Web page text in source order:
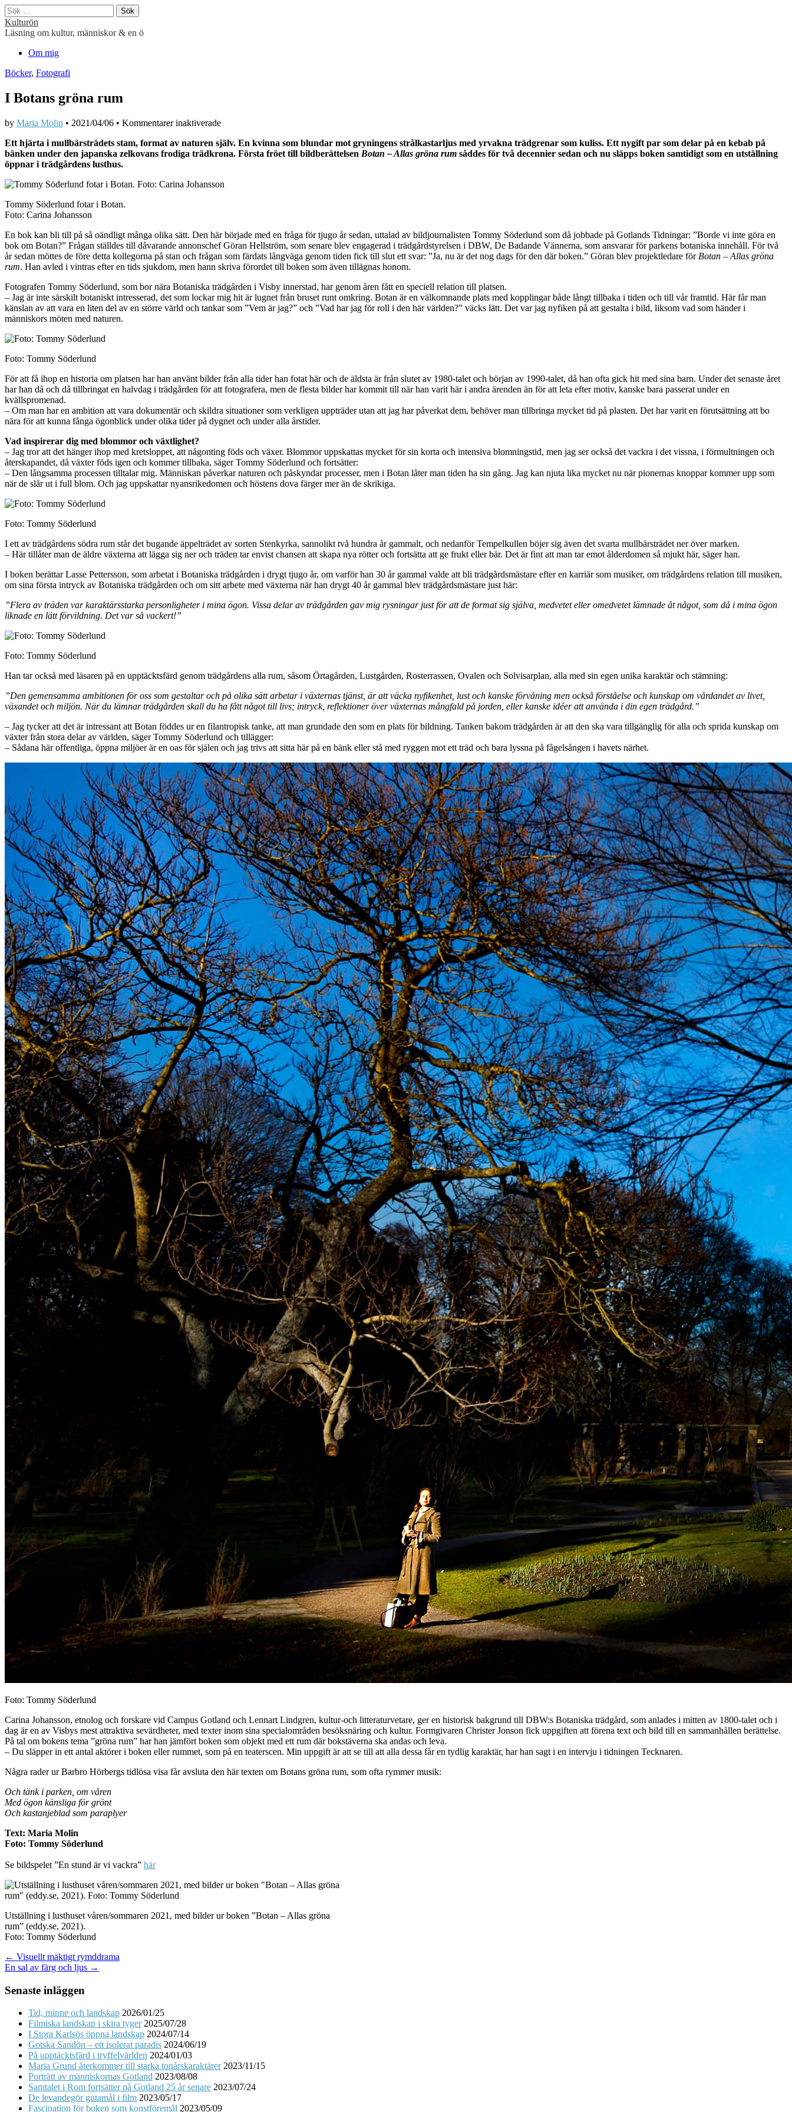
Sök
efter:
Kulturön
Läsning om kultur, människor & en ö
Main
Skip
content
Om mig
Böcker, Fotografi
I Botans gröna rum
by Maria Molin • 2021/04/06 • Kommentarer inaktiveradeför
Botans
gröna
Ett hjärta i mullbärsträdets stam, format av naturen själv. En kvinna som blundar mot gryningens strålkastarljus med yrvakna trädgrenar som kuliss. Ett nygift par som delar på en kebab på
bänken under den japanska zelkovans frodiga trädkrona. Första fröet till bildberättelsen Botan – Allas gröna rum såddes för två decennier sedan och nu släpps boken samtidigt som en utställning
öppnar i trädgårdens lusthus.
Tommy Söderlund fotar i Botan.
Foto: Carina Johansson
En bok kan bli till på så oändligt många olika sätt. Den här började med en fråga för tjugo år sedan, uttalad av bildjournalisten Tommy Söderlund som då jobbade på Gotlands Tidningar: ”Borde vi inte göra en
bok om Botan?” Frågan ställdes till dåvarande annonschef Göran Hellström, som senare blev engagerad i trädgårdstyrelsen i DBW, De Badande Vännerna, som ansvarar för parkens botaniska innehåll. För två
år sedan möttes de före detta kollegorna på stan och frågan som färdats långväga genom tiden fick till slut ett svar: ”Ja, nu är det nog dags för den där boken.” Göran blev projektledare för Botan – Allas gröna
rum. Han avled i vintras efter en tids sjukdom, men hann skriva förordet till boken som även tillägnas honom.
Fotografen Tommy Söderlund, som bor nära Botaniska trädgården i Visby innerstad, har genom åren fått en speciell relation till platsen.
– Jag är inte särskilt botaniskt intresserad, det som lockar mig hit är lugnet från bruset runt omkring. Botan är en välkomnande plats med kopplingar både långt tillbaka i tiden och till vår framtid. Här får man
känslan av att vara en liten del av en större värld och tankar som ”Vem är jag?” och ”Vad har jag för roll i den här världen?” väcks lätt. Det var jag nyfiken på att gestalta i bild, liksom vad som händer i
människors möten med naturen.
Foto: Tommy Söderlund
För att få ihop en historia om platsen har han använt bilder från alla tider han fotat här och de äldsta är från slutet av 1980-talet och början av 1990-talet, då han ofta gick hit med sina barn. Under det senaste året
har han då och då tillbringat en halvdag i trädgården för att fotografera, men de flesta bilder har kommit till när han varit här i andra ärenden än för att leta efter motiv, kanske bara passerat under en
kvällspromenad.
– Om man har en ambition att vara dokumentär och skildra situationer som verkligen uppträder utan att jag har påverkat dem, behöver man tillbringa mycket tid på plasten. Det har varit en förutsättning att bo
nära för att kunna fånga ögonblick under olika tider på dygnet och under alla årstider.
Vad inspirerar dig med blommor och växtlighet?
– Jag tror att det hänger ihop med kretsloppet, att någonting föds och växer. Blommor uppskattas mycket för sin korta och intensiva blomningstid, men jag ser också det vackra i det vissna, i förmultningen och
återskapandet, då växter föds igen och kommer tillbaka, säger Tommy Söderlund och fortsätter:
– Den långsamma processen tilltalar mig. Människan påverkar naturen och påskyndar processer, men i Botan låter man tiden ha sin gång. Jag kan njuta lika mycket nu när pionernas knoppar kommer upp som
när de slår ut i full blom. Och jag uppskattar nyansrikedomen och höstens dova färger mer än de skrikiga.
Foto: Tommy Söderlund
I ett av trädgårdens södra rum står det bugande äppelträdet av sorten Stenkyrka, sannolikt två hundra år gammalt, och nedanför Tempelkullen böjer sig även det svarta mullbärsträdet ner över marken.
– Här tillåter man de äldre växterna att lägga sig ner och träden tar envist chansen att skapa nya rötter och fortsätta att ge frukt eller bär. Det är fint att man tar emot ålderdomen så mjukt här, säger han.
I boken berättar Lasse Pettersson, som arbetat i Botaniska trädgården i drygt tjugo år, om varför han 30 år gammal valde att bli trädgårdsmästare efter en karriär som musiker, om trädgårdens relation till musiken,
om sina första intryck av Botaniska trädgården och om sitt arbete med växterna när han drygt 40 år gammal blev trädgårdsmästare just här:
”Flera av träden var karaktärsstarka personligheter i mina ögon. Vissa delar av trädgården gav mig rysningar just för att de format sig själva, medvetet eller omedvetet lämnade åt något, som då i mina ögon
liknade en lätt förvildning. Det var så vackert!”
Foto: Tommy Söderlund
Han tar också med läsaren på en upptäcktsfärd genom trädgårdens alla rum, såsom Örtagården, Lustgården, Rosterrassen, Ovalen och Solvisarplan, alla med sin egen unika karaktär och stämning:
”Den gemensamma ambitionen för oss som gestaltar och på olika sätt arbetar i växternas tjänst, är att väcka nyfikenhet, lust och kanske förvåning men också förståelse och kunskap om vårdandet av livet,
växandet och miljön. När du lämnar trädgården skall du ha fått något till livs; intryck, reflektioner över växternas mångfald på jorden, eller kanske idéer att använda i din egen trädgård.”
– Jag tycker att det är intressant att Botan föddes ur en filantropisk tanke, att man grundade den som en plats för bildning. Tanken bakom trädgården är att den ska vara tillgänglig för alla och sprida kunskap om
växter från stora delar av världen, säger Tommy Söderlund och tillägger:
– Sådana här offentliga, öppna miljöer är en oas för själen och jag trivs att sitta här på en bänk eller stå med ryggen mot ett träd och bara lyssna på fågelsången i havets närhet.
Foto: Tommy Söderlund
Carina Johansson, etnolog och forskare vid Campus Gotland och Lennart Lindgren, kultur-och litteraturvetare, ger en historisk bakgrund till DBW:s Botaniska trädgård, som anlades i mitten av 1800-talet och i
dag är en av Visbys mest attraktiva sevärdheter, med texter inom sina specialområden besöksnäring och kultur. Formgivaren Christer Jonson fick uppgiften att förena text och bild till en sammanhållen berättelse.
På tal om bokens tema ”gröna rum” har han jämfört boken som objekt med ett rum där bokstäverna ska andas och leva.
– Du släpper in ett antal aktörer i boken eller rummet, som på en teaterscen. Min uppgift är att se till att alla dessa får en tydlig karaktär, har han sagt i en intervju i tidningen Tecknaren.
Några rader ur Barbro Hörbergs tidlösa visa får avsluta den här texten om Botans gröna rum, som ofta rymmer musik:
Och tänk i parken, om våren
Med ögon känsliga för grönt
Och kastanjeblad som paraplyer
Text: Maria Molin
Foto: Tommy Söderlund
Se bildspelet ”En stund är vi vackra” här
Utställning i lusthuset våren/sommaren 2021, med bilder ur boken ”Botan – Allas gröna
rum” (eddy.se, 2021).
Foto: Tommy Söderlund
Post
navigation
← Visuellt mäktigt rymddrama
En sal av färg och ljus →
Senaste inläggen
Tid, minne och landskap 2026/01/25
Filmiska landskap i skira tyger 2025/07/28
I Stora Karlsös öppna landskap 2024/07/14
Gotska Sandön – ett isolerat paradis 2024/06/19
På upptäcktsfärd i tryffelvärlden 2024/01/03
Maria Grund återkommer till starka tonårskaraktärer 2023/11/15
Porträtt av människornas Gotland 2023/08/08
Samtalet i Rom fortsätter på Gotland 25 år senare 2023/07/24
De levandegör gutamål i film 2023/05/17
Fascination för boken som konstföremål 2023/05/09